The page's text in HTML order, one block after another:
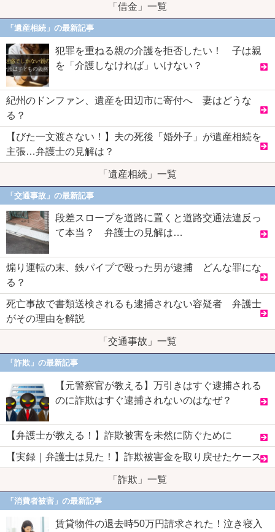
「借金」一覧
「遺産相続」の最新記事
犯罪を重ねる親の介護を拒否したい！ 子は親
を「介護しなければ」いけない？
紀州のドンファン、遺産を田辺市に寄付へ 妻はどうな
る？
【びた一文渡さない！】夫の死後「婚外子」が遺産相続を
主張…弁護士の見解は？
「遺産相続」一覧
「交通事故」の最新記事
段差スロープを道路に置くと道路交通法違反っ
て本当？ 弁護士の見解は…
煽り運転の末、鉄パイプで殴った男が逮捕 どんな罪にな
る？
死亡事故で書類送検されるも逮捕されない容疑者 弁護士
がその理由を解説
「交通事故」一覧
「詐欺」の最新記事
【元警察官が教える】万引きはすぐ逮捕される
のに詐欺はすぐ逮捕されないのはなぜ？
【弁護士が教える！】詐欺被害を未然に防ぐために
【実録｜弁護士は見た！】詐欺被害金を取り戻せたケース
「詐欺」一覧
「消費者被害」の最新記事
賃貸物件の退去時50万円請求された！泣き寝入